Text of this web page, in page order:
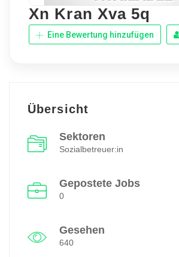
Xn Kran Xva 5q
Eine Bewertung hinzufügen
Übersicht
Sektoren
Sozialbetreuer:in
Gepostete Jobs
0
Gesehen
640